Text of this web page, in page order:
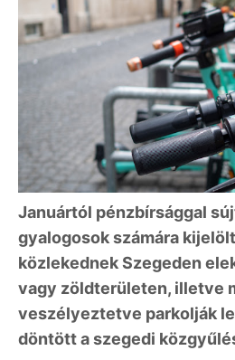
Januártól pénzbírsággal
gyalogosok számára
közlekednek Szegeden
vagy zöldterületen, illetve
veszélyeztetve parkolják
döntött a szegedi